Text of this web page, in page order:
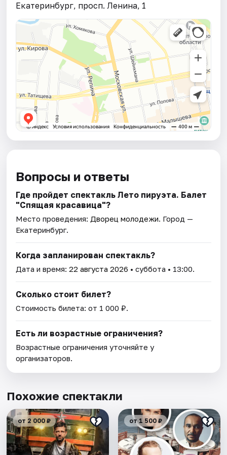
Екатеринбург, просп. Ленина, 1
Вопросы и ответы
Где пройдет спектакль Лето пируэта. Балет
"Спящая красавица"?
Место проведения: Дворец молодежи. Город —
Екатеринбург.
Когда запланирован спектакль?
Дата и время:22 августа 2026 • суббота • 13:00.
Сколько стоит билет?
Стоимость билета: от 1 000 ₽.
Есть ли возрастные ограничения?
Возрастные ограничения уточняйте у
организаторов.
Похожие спектакли
от 2 000 ₽ от 1 500 ₽